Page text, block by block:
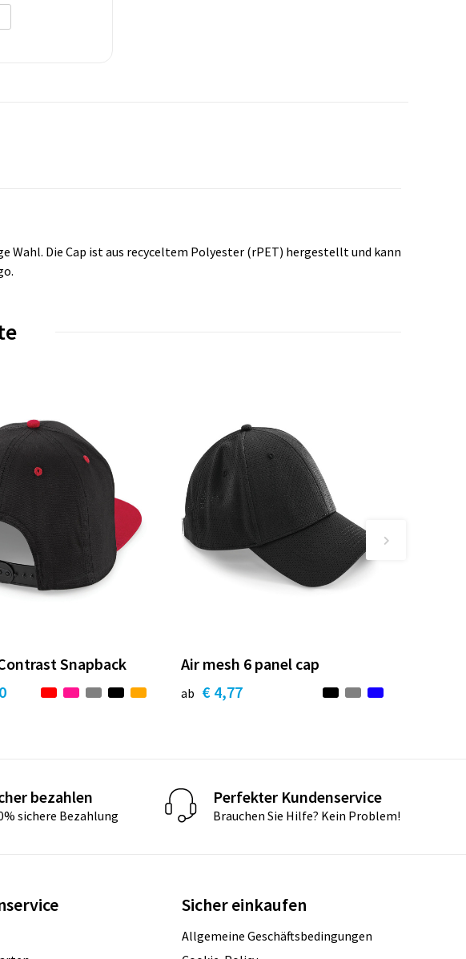
Wahl. Die Cap ist aus recyceltem Polyester (rPET) hergestellt und kann
Snapback Air mesh 6 panel cap
ab € 4,77
bezahlen
sichere Bezahlung
Perfekter Kundenservice
Brauchen Sie Hilfe? Kein Problem!
Sicher einkaufen
Allgemeine Geschäftsbedingungen